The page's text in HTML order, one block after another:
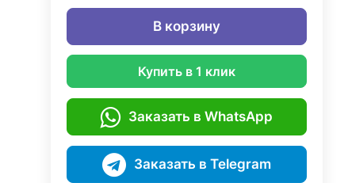
В корзину
Купить в 1 клик
Заказать в WhatsApp
Заказать в Telegram